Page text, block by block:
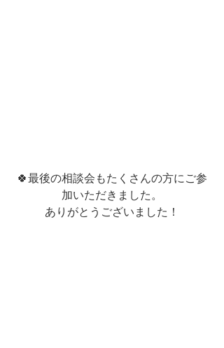
🍀最後の相談会もたくさんの方にご参
加いただきました。
ありがとうございました！